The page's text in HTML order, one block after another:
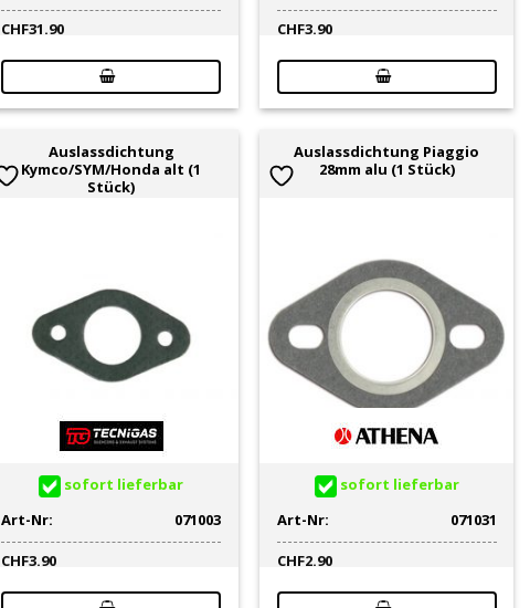
CHF31.90 CHF3.90
Auslassdichtung
Kymco/SYM/Honda alt (1
Stück)
sofort lieferbar
Art-Nr:
071003
CHF3.90
Auslassdichtung Piaggio
28mm alu (1 Stück)
sofort lieferbar
Art-Nr:
071031
CHF2.90